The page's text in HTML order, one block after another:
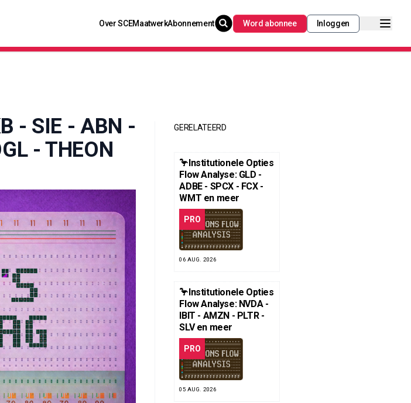
Over SCEMaatwerkAbonnement Word abonnee Inloggen
- SIE - ABN -
- THEON
GERELATEERD
🦩Institutionele Opties
Flow Analyse: GLD -
ADBE - SPCX - FCX -
WMT en meer
PRO
06 AUG. 2026
🦩Institutionele Opties
Flow Analyse: NVDA -
IBIT - AMZN - PLTR -
SLV en meer
PRO
05 AUG. 2026